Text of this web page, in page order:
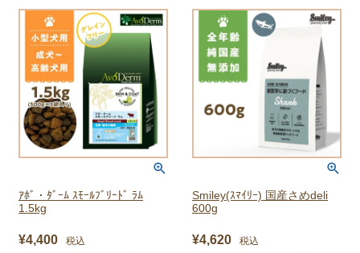
ｱﾎﾞ・ﾀﾞｰﾑ ｽﾓｰﾙﾌﾞﾘｰﾄﾞ ﾗﾑ
1.5kg
¥4,400 税込
Smiley(ｽﾏｲﾘｰ) 国産さめdeli
600g
¥4,620 税込